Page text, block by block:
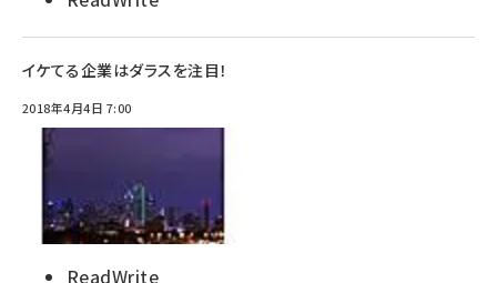
イケてる企業はダラスを注目！
2018年4月4日 7:00
ReadWrite